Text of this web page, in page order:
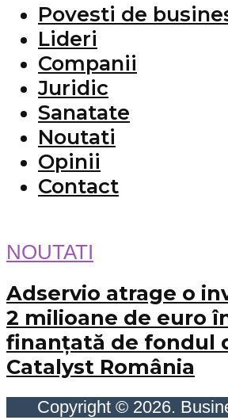
Povesti de
Lideri
Companii
Juridic
Sanatate
Noutati
Opinii
Contact
NOUTATI
Adservio atrage o
2 milioane de euro
finanțată de fondul
Catalyst România
Copyright © 2026.